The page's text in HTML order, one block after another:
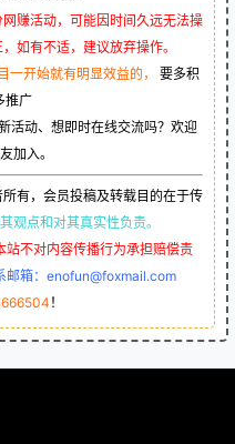
赚活动，可能因时间久远无法操
如有不适，建议放弃操作。
一开始就有明显效益的，
要多积
推广
活动、想即时在线交流吗？欢迎
加入。
有，会员投稿及转载目的在于传
观点和对其真实性负责。
站不对内容传播行为承担赔偿责
邮箱：enofun@foxmail.com
！